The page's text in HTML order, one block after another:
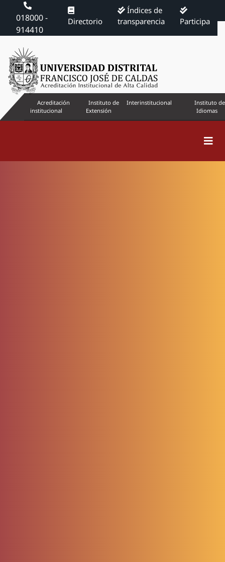
018000 -
914410
Directorio
Índices de
transparencia
Participa
Acreditación
institucional
Instituto de
Extensión
Interinstitucional
Instituto de
Idiomas